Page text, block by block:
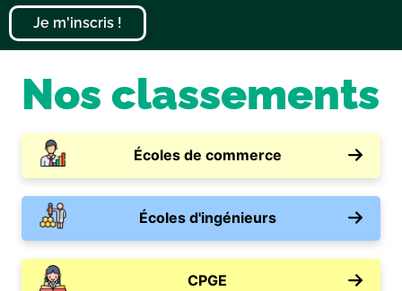
Je m'inscris !
Nos classements
Écoles de commerce
Écoles d'ingénieurs
CPGE